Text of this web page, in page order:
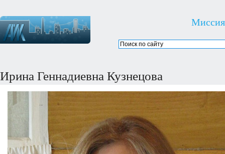
Миссия
Ирина Геннадиевна Кузнецова